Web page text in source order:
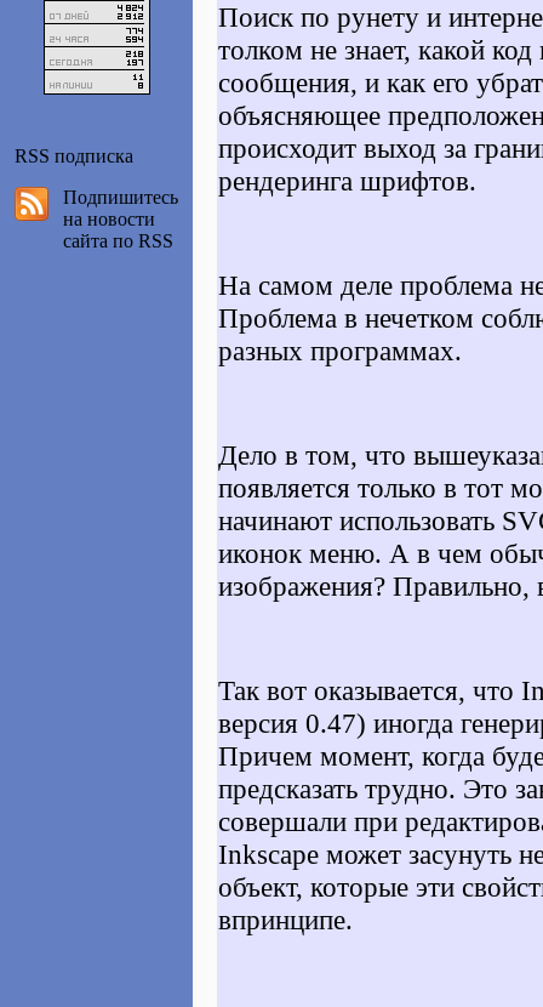
RSS подписка
Подпишитесь
на новости
сайта по RSS
Поиск по рунету и
толком не знает, какой
сообщения, и как его
объясняющее
происходит выход за
рендеринга шрифтов.
На самом деле проблема
Проблема в нечетком
разных программах.
Дело в том, что
появляется только в тот
начинают использовать
иконок меню. А в чем
изображения? Правильно,
Так вот оказывается, что
версия 0.47) иногда
Причем момент, когда
предсказать трудно. Это
совершали при
Inkscape может засунуть
объект, которые эти
впринципе.